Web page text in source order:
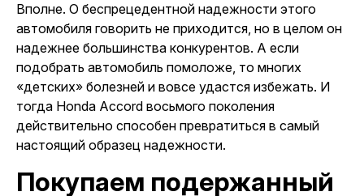
Вполне. О беспрецедентной надежности этого
автомобиля говорить не приходится, но в целом он
надежнее большинства конкурентов. А если
подобрать автомобиль помоложе, то многих
«детских» болезней и вовсе удастся избежать. И
тогда Honda Accord восьмого поколения
действительно способен превратиться в самый
настоящий образец надежности.
Покупаем подержанный